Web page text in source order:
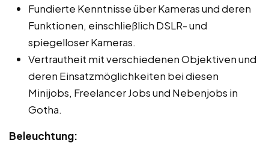
Fundierte Kenntnisse über Kameras und deren
Funktionen, einschließlich DSLR- und
spiegelloser Kameras.
Vertrautheit mit verschiedenen Objektiven und
deren Einsatzmöglichkeiten bei diesen
Minijobs, Freelancer Jobs und Nebenjobs in
Gotha.
Beleuchtung: